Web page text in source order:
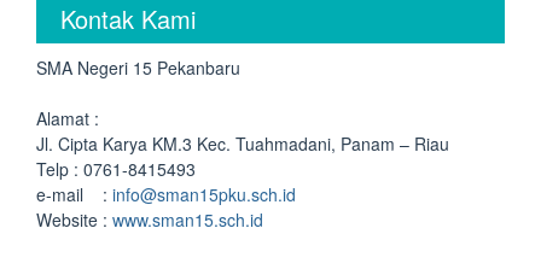
Kontak Kami
SMA Negeri 15 Pekanbaru
Alamat :
Jl. Cipta Karya KM.3 Kec. Tuahmadani, Panam – Riau
Telp : 0761-8415493
e-mail : info@sman15pku.sch.id
Website : www.sman15.sch.id